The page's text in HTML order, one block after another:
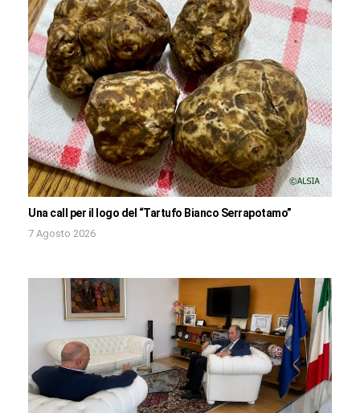
Una call per il logo del “Tartufo Bianco Serrapotamo”
7 Agosto 2026